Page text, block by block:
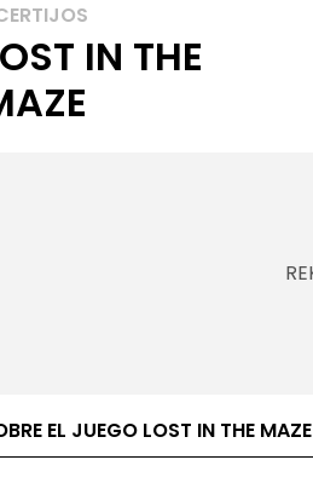
IN THE
EL JUEGO LOST IN THE MAZE